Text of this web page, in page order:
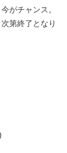
がチャンス。
第終了となり